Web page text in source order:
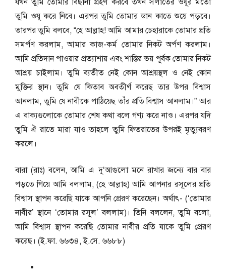
যখন তুমি তোমার বিছানা গ্রহণ করবে তখন সলাতের ওযূর মতো
তুমি ওযূ করে নিবে। এরপর তুমি তোমার ডান কাতে শুয়ে পড়বে।
তারপর তুমি বলবে, “হে আল্লাহ! আমি আমার চেহারাকে তোমার প্রতি
সমর্পণ করলাম, আমার কাজ-কর্ম তোমার নিকট অর্পণ করলাম।
আমি প্রতিদান পাওয়ার প্রত্যাশায় এবং শাস্তির ভয় পূর্বক তোমার নিকট
আশ্রয় চাইলাম। তুমি ব্যতীত নেই কোন আশ্রয়স্থল ও নেই কোন
মুক্তির স্থান। তুমি যে কিতাব অবতীর্ণ করেছ তার উপর বিশ্বাস
আনলাম, তুমি যে নাবীকে পাঠিয়েছ তাঁর প্রতি বিশ্বাস আনলাম।” আর
এ বাক্যগুলোকে তোমার শেষ কথা বলে গণ্য করে নাও। এরপর যদি
তুমি ঐ রাতে মারা যাও তাহলে তুমি ফিতরাতের উপরই মৃত্যুবরণ
করলে।
বারা (রাঃ) বলেন, আমি এ দু‘আগুলো মনে রাখার জন্যে বার বার
পড়তে গিয়ে আমি বললাম, (হে আল্লাহ) আমি আপনার রসূলের প্রতি
বিশ্বাস স্থাপন করেছি যাকে আপনি প্রেরণ করেছেন। অর্থাৎ- (‘তোমার
নাবীর’ স্থানে ‘তোমার রসূল’ বললাম)। তিনি বললেন, তুমি বলো,
আমি বিশ্বাস স্থাপন করেছি তোমার নাবীর প্রতি যাকে তুমি প্রেরণ
করেছ। (ই.ফা. ৬৬৩৪, ই.সে. ৬৬৮৮)